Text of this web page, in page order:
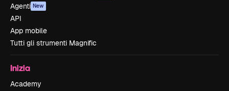
Agenti New
API
App mobile
Tutti gli strumenti Magnific
Inizia
Academy